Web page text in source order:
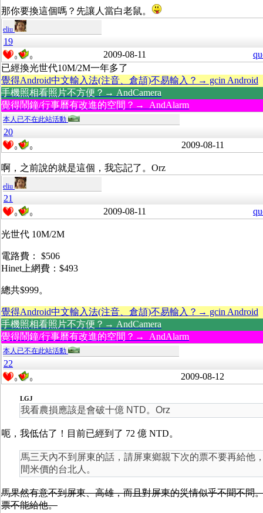
那你要換這個嗎？先讓人當白老鼠。
eliu
19
0 0 2009-08-11
已經換光世代10M/2M一年多了
覺得Android中文輸入法(注音、倉頡)不易輸入？→ gcin Android
手機照相看照片不方便？→ AndCamera
覺得鬧鐘/行事曆有改進的空間？→ AndAlarm
本人已不在此站活動
20
0 0 2009-08-11
啊，之前說的就是這個，我忘記了。Orz
eliu
21
0 0 2009-08-11
光世代 10M/2M
電路費： $506
Hinet上網費：$493
總共$999。
覺得Android中文輸入法(注音、倉頡)不易輸入？→ gcin Android
手機照相看照片不方便？→ AndCamera
覺得鬧鐘/行事曆有改進的空間？→ AndAlarm
本人已不在此站活動
22
0 0 2009-08-12
LGJ
我看農損應該是會破十億 NTD。Orz
呃，我低估了！目前已經到了 72 億 NTD。
馬三天內不到屏東的話，請屏東鄉親下次的票不要再給他
間米價的台北人。
馬果然有意不到屏東、高雄，而且對屏東的災情似乎不聞不問
票不能給他。